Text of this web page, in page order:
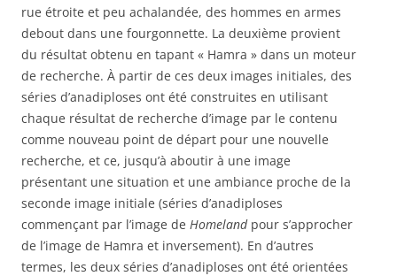
rue étroite et peu achalandée, des hommes en armes
debout dans une fourgonnette. La deuxième provient
du résultat obtenu en tapant « Hamra » dans un moteur
de recherche. À partir de ces deux images initiales, des
séries d’anadiploses ont été construites en utilisant
chaque résultat de recherche d’image par le contenu
comme nouveau point de départ pour une nouvelle
recherche, et ce, jusqu’à aboutir à une image
présentant une situation et une ambiance proche de la
seconde image initiale (séries d’anadiploses
commençant par l’image de Homelandpour s’approcher
de l’image de Hamra et inversement). En d’autres
termes, les deux séries d’anadiploses ont été orientées